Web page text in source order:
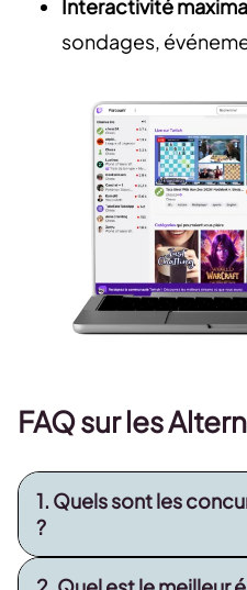
Interactivité
sondages,
FAQ sur les
1. Quels sont les
?